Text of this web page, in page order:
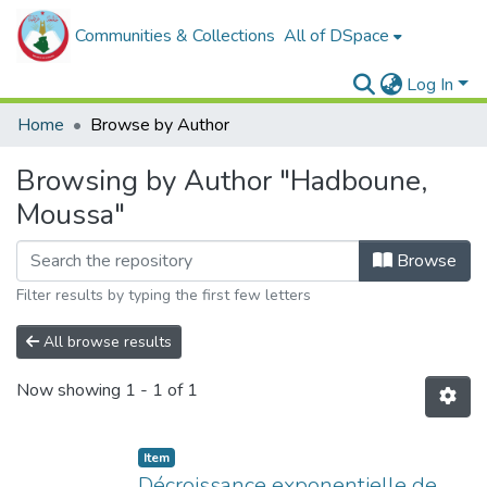
Communities & Collections All of DSpace
Log In
Home
Browse by Author
Browsing by Author "Hadboune,
Moussa"
Browse
Filter results by typing the first few letters
All browse results
Now showing 1 - 1 of 1
Item